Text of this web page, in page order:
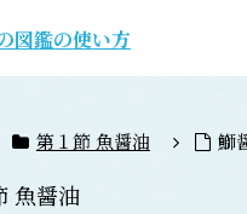
図鑑の使い方
第１節 魚醤油 鰤
魚醤油